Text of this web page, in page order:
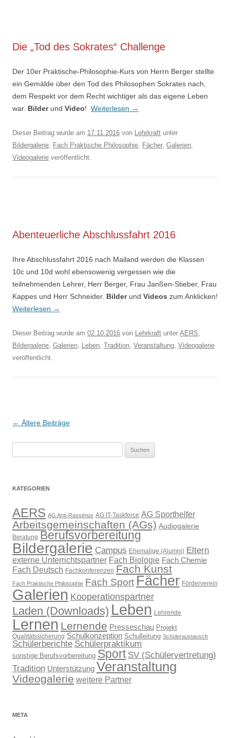
Die „Tod des Sokrates“ Challenge
Der 10er Praktische-Philosophie-Kurs von Herrn Berger stellte
ein Gemälde über den Tod des Philosophen Sokrates nach,
dem Respekt vor dem Recht wichtiger als das eigene Leben
war. Bilderund Video! Weiterlesen →
Dieser Beitrag wurde am 17.11.2016 von Lehrkraft unter
Bildergalerie, Fach Praktische Philosophie, Fächer, Galerien,
Videogalerie veröffentlicht.
Abenteuerliche Abschlussfahrt 2016
Ihre Abschlussfahrt 2016 nach Mailand werden die Klassen
10c und 10d wohl ebensowenig vergessen wie die
teilnehmenden Lehrer, Herr Berger, Frau Janßen-Stieber, Frau
Kappes und Herr Schneider. Bilderund Videos zum Anklicken!
Weiterlesen →
Dieser Beitrag wurde am 02.10.2016 von Lehrkraft unter AERS,
Bildergalerie, Galerien, Leben, Tradition, Veranstaltung, Videogalerie
veröffentlicht.
Beitragsnavigation
← Ältere Beiträge
KATEGORIEN
AERS AG Anti-Rassimus AG IT-Taskforce AG Sporthelfer
Arbeitsgemeinschaften (AGs) Audiogalerie
Beratung Berufsvorbereitung
Bildergalerie Campus Ehemalige (Alumni) Eltern
externe Unterrichtspartner Fach Biologie Fach Chemie
Fach Deutsch Fachkonferenzen Fach Kunst
Fach Praktische Philosophie Fach Sport Fächer Förderverein
Galerien Kooperationspartner
Laden (Downloads) Leben Lehrende
Lernen Lernende Presseschau Projekt
Qualitätssicherung Schulkonzeption Schulleitung Schüleraustausch
Schülerberichte Schülerpraktikum
sonstige Berufsvorbereitung Sport SV (Schülervertretung)
Tradition Unterstützung Veranstaltung
Videogalerie weitere Partner
META